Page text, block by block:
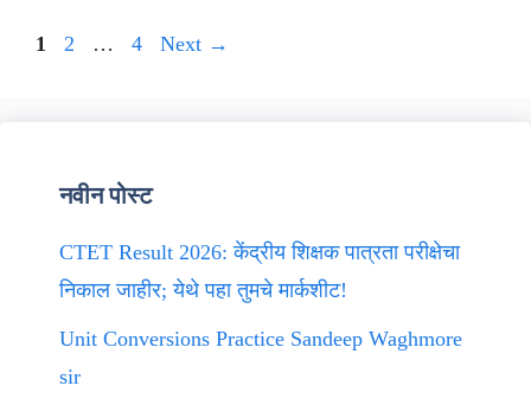
Page
1 Page
2 … Page
4 Next →
नवीन पोस्ट
CTET Result 2026: केंद्रीय शिक्षक पात्रता परीक्षेचा
निकाल जाहीर; येथे पहा तुमचे मार्कशीट!
Unit Conversions Practice Sandeep Waghmore
sir